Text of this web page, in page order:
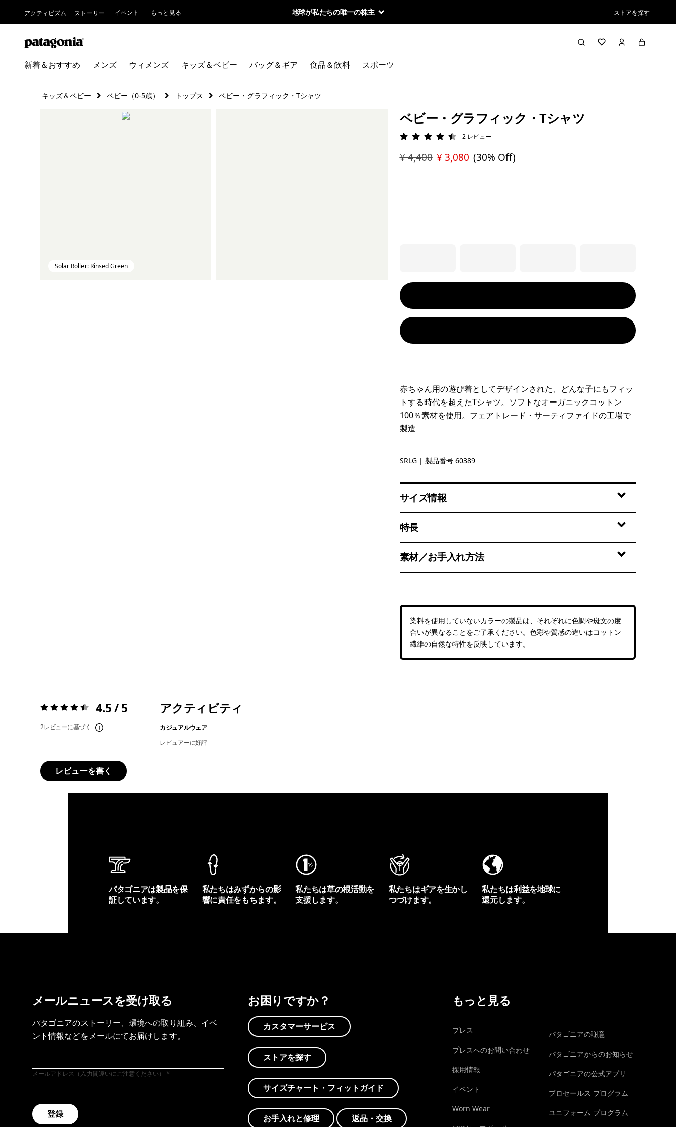
アクティビズム ストーリー イベント もっと見る 地球が私たちの唯一の株主 ストアを探す
新着＆おすすめ メンズ ウィメンズ キッズ＆ベビー バッグ＆ギア 食品＆飲料 スポーツ
キッズ＆ベビー ベビー（0-5歳） トップス ベビー・グラフィック・Tシャツ
Solar Roller: Rinsed Green
ベビー・グラフィック・Tシャツ
評価: 4.5 / 5
2 レビュー
¥ 4,400 ¥ 3,080 (30% Off)
赤ちゃん用の遊び着としてデザインされた、どんな子にもフィッ
トする時代を超えたTシャツ。ソフトなオーガニックコットン
100％素材を使用。フェアトレード・サーティファイドの工場で
製造
Solar Roller: Rinsed Green
SRLG | 製品番号 60389
サイズ情報
特長
素材／お手入れ方法
染料を使用していないカラーの製品は、それぞれに色調や斑文の度
合いが異なることをご了承ください。色彩や質感の違いはコットン
繊維の自然な特性を反映しています。
評価:4.5 / 5 4.5 / 5
2レビューに基づく
アクティビティ
カジュアルウェア
レビュアーに好評
レビューを書く
パタゴニアは製品を保
証しています。
私たちはみずからの影
響に責任をもちます。
私たちは草の根活動を
支援します。
私たちはギアを生かし
つづけます。
私たちは利益を地球に
還元します。
メールニュースを受け取る
パタゴニアのストーリー、環境への取り組み、イベ
ント情報などをメールにてお届けします。
メールアドレス（入力間違いにご注意ください）
登録
お困りですか？
カスタマーサービス
ストアを探す
サイズチャート・フィットガイド
お手入れと修理 返品・交換
もっと見る
プレス
プレスへのお問い合わせ
採用情報
イベント
Worn Wear
パタゴニアの謝意
パタゴニアからのお知らせ
パタゴニアの公式アプリ
プロセールス プログラム
ユニフォーム プログラム